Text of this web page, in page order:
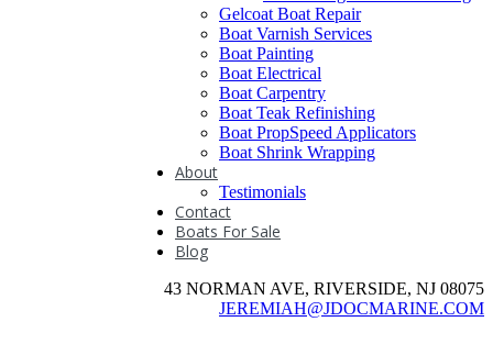
Gelcoat Boat Repair
Boat Varnish Services
Boat Painting
Boat Electrical
Boat Carpentry
Boat Teak Refinishing
Boat PropSpeed Applicators
Boat Shrink Wrapping
About
Testimonials
Contact
Boats For Sale
Blog
43 NORMAN AVE, RIVERSIDE, NJ 08075
JEREMIAH@JDOCMARINE.COM